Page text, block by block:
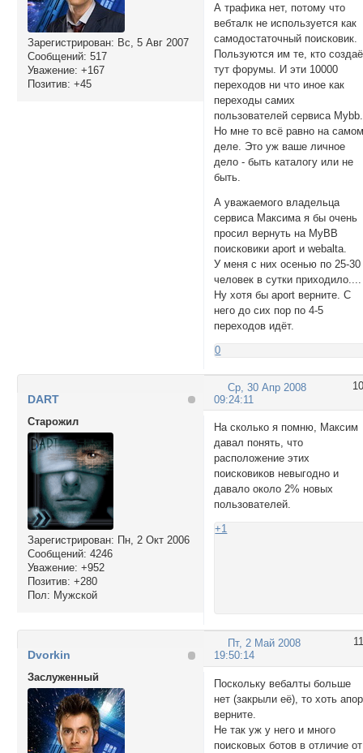
Зарегистрирован: Вс, 5 Авг 2007
Сообщений: 517
Уважение: +167
Позитив: +45
А трафика нет, потому что
вебталк не используется как
самодостаточный поисковик.
Пользуются им те, кто
тут форумы. И эти 10000
переходов ни что иное как
переходы самих
пользователей сервиса Mybb.
Но мне то всё равно на
деле. Это уж ваше личное
дело - быть каталогу или не
быть.
А уважаемого владельца
сервиса Максима я бы очень
просил вернуть на MyBB
поисковики aport и webalta.
У меня с них осенью по 25-30
человек в сутки
Ну хотя бы aport верните. С
него до сих пор по 4-5
переходов идёт.
0
10
Ср, 30 Апр 2008
09:24:11
DART
Cтарожил
Зарегистрирован: Пн, 2 Окт 2006
Сообщений: 4246
Уважение: +952
Позитив: +280
Пол: Мужской
На сколько я помню, Максим
давал понять, что
расположение этих
поисковиков невыгодно и
давало около 2% новых
пользователей.
+1
11
Пт, 2 Май 2008
19:50:14
Dvorkin
Заслуженный
Поскольку вебалты больше
нет (закрыли её), то хоть
верните.
Не так уж у него и много
поисковых ботов в отличие от